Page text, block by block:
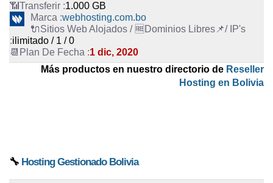
1.000 GB
webhosting.com.bo
ilimitado / 1 / 0
1 dic, 2020
Más productos en nuestro directorio de Reseller
Hosting en Bolivia
🔧 Hosting Gestionado Bolivia